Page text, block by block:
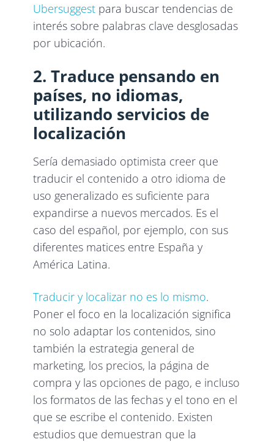
Ubersuggest para buscar tendencias de
interés sobre palabras clave desglosadas
por ubicación.
2. Traduce pensando en
países, no idiomas,
utilizando servicios de
localización
Sería demasiado optimista creer que
traducir el contenido a otro idioma de
uso generalizado es suficiente para
expandirse a nuevos mercados. Es el
caso del español, por ejemplo, con sus
diferentes matices entre España y
América Latina.
Traducir y localizar no es lo mismo.
Poner el foco en la localización significa
no solo adaptar los contenidos, sino
también la estrategia general de
marketing, los precios, la página de
compra y las opciones de pago, e incluso
los formatos de las fechas y el tono en el
que se escribe el contenido. Existen
estudios que demuestran que la